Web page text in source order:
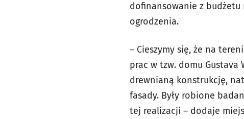
dofinansowanie z budżetu
ogrodzenia.
– Cieszymy się, że na
prac w tzw. domu
drewnianą konstrukcję,
fasady. Były robione
tej realizacji – dodaje